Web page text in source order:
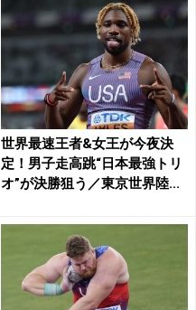
世界最速王者&女王が今夜決
定！男子走高跳“日本最強トリ
オ”が決勝狙う／東京世界陸...